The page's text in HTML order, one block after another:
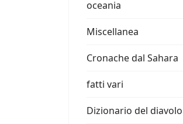
oceania
Miscellanea
Cronache dal Sahara
fatti vari
Dizionario del diavolo